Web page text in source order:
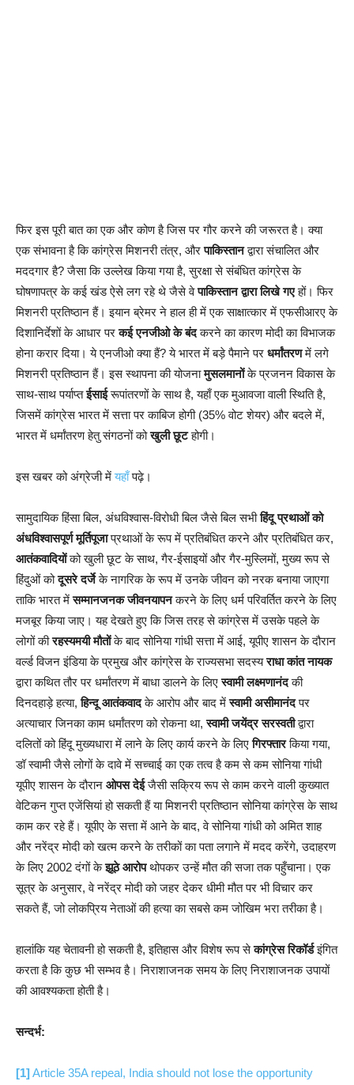
फिर इस पूरी बात का एक और कोण है जिस पर गौर करने की जरूरत है। क्या
एक संभावना है कि कांग्रेस मिशनरी तंत्र, औरपाकिस्तानद्वारा संचालित और
मददगार है? जैसा कि उल्लेख किया गया है, सुरक्षा से संबंधित कांग्रेस के
घोषणापत्र के कई खंड ऐसे लग रहे थे जैसे वेपाकिस्तान द्वारा लिखे गएहों। फिर
मिशनरी प्रतिष्ठान हैं। इयान ब्रेमर ने हाल ही में एक साक्षात्कार में एफसीआरए के
दिशानिर्देशों के आधार परकई एनजीओ के बंदकरने का कारण मोदी का विभाजक
होना करार दिया। ये एनजीओ क्या हैं? ये भारत में बड़े पैमाने पर धर्मांतरणमें लगे
मिशनरी प्रतिष्ठान हैं। इस स्थापना की योजनामुसलमानोंके प्रजनन विकास के
साथ-साथ पर्याप्तईसाईरूपांतरणों के साथ है, यहाँ एक मुआवजा वाली स्थिति है,
जिसमें कांग्रेस भारत में सत्ता पर काबिज होगी (35% वोट शेयर) और बदले में,
भारत में धर्मांतरण हेतु संगठनों कोखुली छूटहोगी।
इस खबर को अंग्रेजी मेंयहाँपढ़े।
सामुदायिक हिंसा बिल, अंधविश्वास-विरोधी बिल जैसे बिल सभीहिंदू प्रथाओं को
अंधविश्वासपूर्ण मूर्तिपूजाप्रथाओं के रूप में प्रतिबंधित करने और प्रतिबंधित कर,
आतंकवादियोंको खुली छूट के साथ, गैर-ईसाइयों और गैर-मुस्लिमों, मुख्य रूप से
हिंदुओं कोदूसरे दर्जेके नागरिक के रूप में उनके जीवन को नरक बनाया जाएगा
ताकि भारत मेंसम्मानजनक जीवनयापनकरने के लिए धर्म परिवर्तित करने के लिए
मजबूर किया जाए। यह देखते हुए कि जिस तरह से कांग्रेस में उसके पहले के
लोगों कीरहस्यमयी मौतोंके बाद सोनिया गांधी सत्ता में आई, यूपीए शासन के दौरान
वर्ल्ड विजन इंडिया के प्रमुख और कांग्रेस के राज्यसभा सदस्यराधा कांत नायक
द्वारा कथित तौर पर धर्मांतरण में बाधा डालने के लिएस्वामी लक्ष्मणानंदकी
दिनदहाड़े हत्या,हिन्दू आतंकवादके आरोप और बाद मेंस्वामी असीमानंदपर
अत्याचार जिनका काम धर्मांतरण को रोकना था,स्वामी जयेंद्र सरस्वतीद्वारा
दलितों को हिंदू मुख्यधारा में लाने के लिए कार्य करने के लिएगिरफ्तारकिया गया,
डॉ स्वामी जैसे लोगों के दावे में सच्चाई का एक तत्व है कम से कम सोनिया गांधी
यूपीए शासन के दौरान ओपस देईजैसी सक्रिय रूप से काम करने वाली कुख्यात
वेटिकन गुप्त एजेंसियां हो सकती हैं या मिशनरी प्रतिष्ठान सोनिया कांग्रेस के साथ
काम कर रहे हैं। यूपीए के सत्ता में आने के बाद, वे सोनिया गांधी को अमित शाह
और नरेंद्र मोदी को खत्म करने के तरीकों का पता लगाने में मदद करेंगे, उदाहरण
के लिए 2002 दंगों केझूठे आरोपथोपकर उन्हें मौत की सजा तक पहुँचाना। एक
सूत्र के अनुसार, वे नरेंद्र मोदी को जहर देकर धीमी मौत पर भी विचार कर
सकते हैं, जो लोकप्रिय नेताओं की हत्या का सबसे कम जोखिम भरा तरीका है।
हालांकि यह चेतावनी हो सकती है, इतिहास और विशेष रूप सेकांग्रेस रिकॉर्डइंगित
करता है कि कुछ भी सम्भव है। निराशाजनक समय के लिए निराशाजनक उपायों
की आवश्यकता होती है।
सन्दर्भ:
[1]Article 35A repeal, India should not lose the opportunity